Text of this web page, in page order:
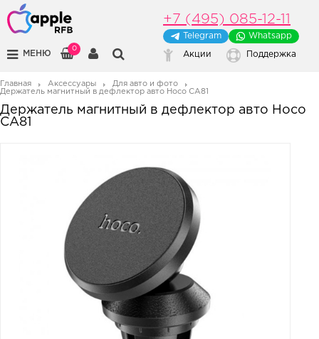
МЕНЮ
0
+7 (495) 085-12-11
Telegram Whatsapp
Акции Поддержка
Главная Аксессуары
Для авто и фото
Держатель магнитный в дефлектор авто Hoco CA81
Держатель магнитный в дефлектор авто Hoco
CA81